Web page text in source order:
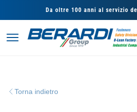
direttamente
ai contenuti
Da oltre 100 anni al servizio
Torna indietro